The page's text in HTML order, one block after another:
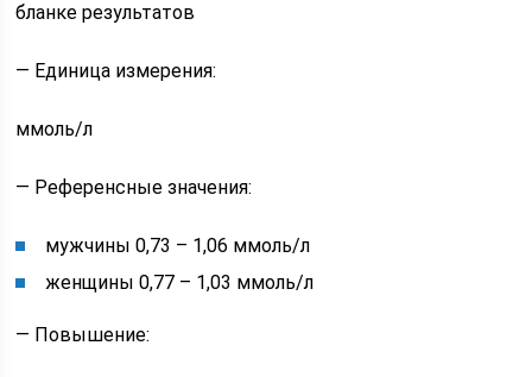
бланке результатов
— Единица измерения:
ммоль/л
— Референсные значения:
мужчины 0,73 – 1,06 ммоль/л
женщины 0,77 – 1,03 ммоль/л
— Повышение: